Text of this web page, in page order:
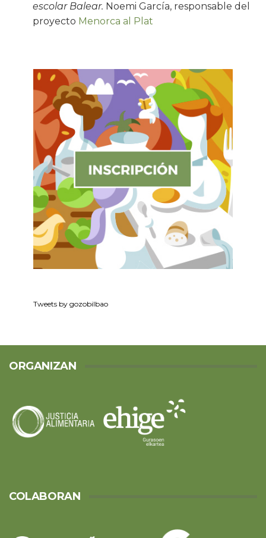
escolar Balear. Noemi García, responsable del
proyecto Menorca al Plat
Tweets by gozobilbao
ORGANIZAN
COLABORAN